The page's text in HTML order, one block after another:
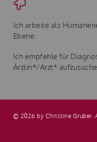
Ich arbeite als
Ebene.
Ich empfehle für
Ärztin*/Arzt*
© 2026 by Christine Gruber.